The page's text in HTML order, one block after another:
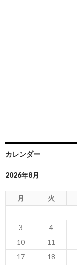
カレンダー
2026年8月
月 火
3
4
10
11
17
18